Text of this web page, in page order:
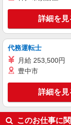
株式会社シエロ
★
キープ
詳細を見
代務運転士
月給 253,500円
豊中市
詳細を見
このお仕事に